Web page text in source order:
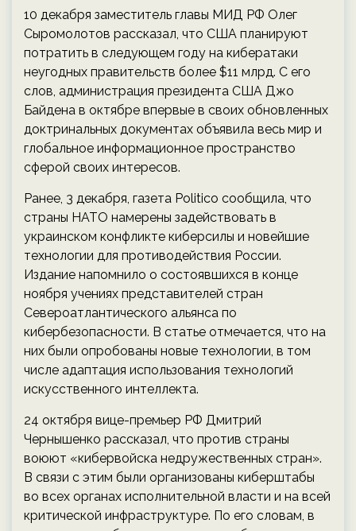
10 декабря заместитель главы МИД РФ Олег
Сыромолотов рассказал, что США планируют
потратить в следующем году на кибератаки
неугодных правительств более $11 млрд. С его
слов, администрация президента США Джо
Байдена в октябре впервые в своих обновленных
доктринальных документах объявила весь мир и
глобальное информационное пространство
сферой своих интересов.
Ранее, 3 декабря, газета Politico сообщила, что
страны НАТО намерены задействовать в
украинском конфликте киберсилы и новейшие
технологии для противодействия России.
Издание напомнило о состоявшихся в конце
ноября учениях представителей стран
Североатлантического альянса по
кибербезопасности. В статье отмечается, что на
них были опробованы новые технологии, в том
числе адаптация использования технологий
искусственного интеллекта.
24 октября вице-премьер РФ Дмитрий
Чернышенко рассказал, что против страны
воюют «кибервойска недружественных стран».
В связи с этим были организованы киберштабы
во всех органах исполнительной власти и на всей
критической инфраструктуре. По его словам, в